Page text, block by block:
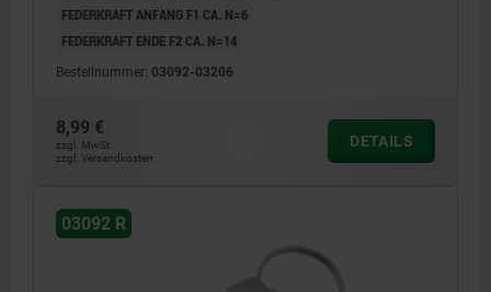
FEDERKRAFT ANFANG F1 CA. N=6
FEDERKRAFT ENDE F2 CA. N=14
Bestellnummer: 03092-03206
8,99 €
zzgl. MwSt.
zzgl. Versandkosten
DETAILS
03092 R